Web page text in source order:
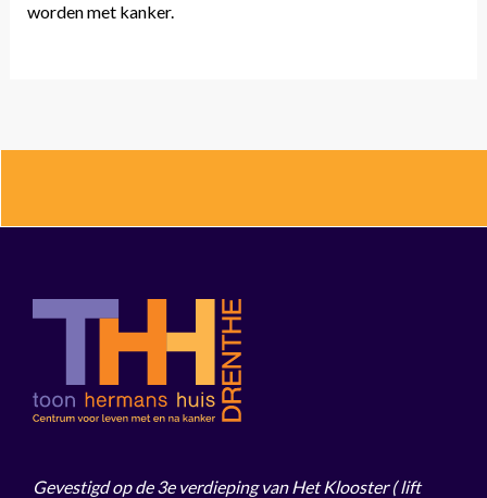
worden met kanker.
Gevestigd op de 3e verdieping van Het Klooster ( lift